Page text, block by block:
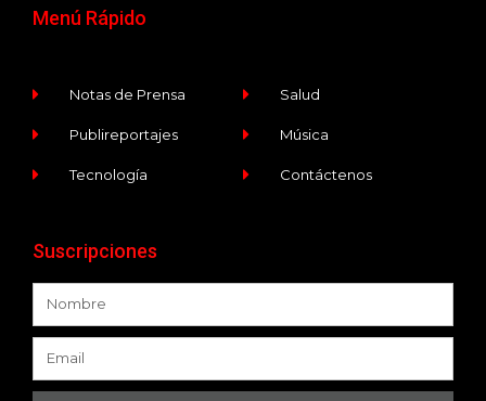
Menú Rápido
Notas de Prensa
Publireportajes
Tecnología
Salud
Música
Contáctenos
Suscripciones